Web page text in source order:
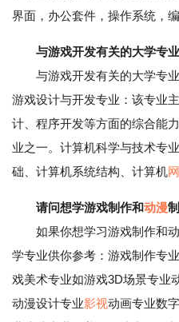
界面，办公套件，操作系统，
与游戏开发有关的大学专
与游戏开发有关的大学专业
游戏设计与开发专业：该专业
计、程序开发等方面的综合能
业之一。计算机科学与技术专
础、计算机系统结构、计算机
请问想学游戏制作和动漫
如果你想学习游戏制作和动
学专业供你参考：游戏制作专
戏美术专业如游戏3D场景专业
动漫设计专业影视动画专业数